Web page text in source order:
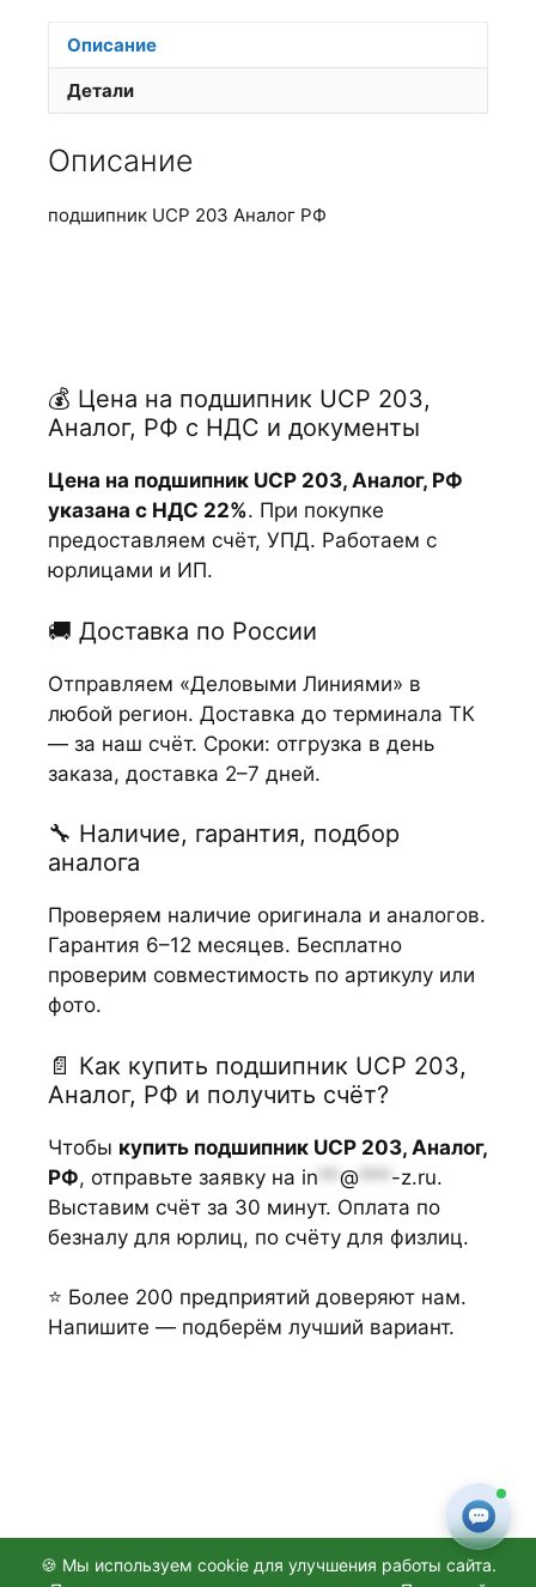
Описание
Детали
Описание
подшипник UCP 203 Аналог РФ
💰 Цена на подшипник UCP 203,
Аналог, РФ с НДС и документы
Цена на подшипник UCP 203, Аналог, РФ
указана с НДС 22%. При покупке
предоставляем счёт, УПД. Работаем с
юрлицами и ИП.
🚚 Доставка по России
Отправляем «Деловыми Линиями» в
любой регион. Доставка до терминала ТК
— за наш счёт. Сроки: отгрузка в день
заказа, доставка 2–7 дней.
🔧 Наличие, гарантия, подбор
аналога
Проверяем наличие оригинала и аналогов.
Гарантия 6–12 месяцев. Бесплатно
проверим совместимость по артикулу или
фото.
📄 Как купить подшипник UCP 203,
Аналог, РФ и получить счёт?
Чтобы купить подшипник UCP 203, Аналог,
РФ, отправьте заявку на in ** @ *** -z.ru.
Выставим счёт за 30 минут. Оплата по
безналу для юрлиц, по счёту для физлиц.
⭐ Более 200 предприятий доверяют нам.
Напишите — подберём лучший вариант.
🍪 Мы используем cookie для улучшения работы сайта.